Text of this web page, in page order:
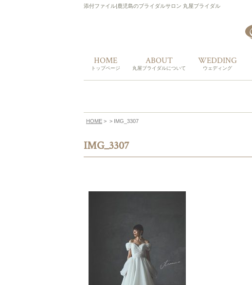
添付ファイル|鹿児島のブライダルサロン 丸屋ブライダル
HOME
トップページ
ABOUT
丸屋ブライダルについて
WEDDING
ウェディング
HOME > > IMG_3307
IMG_3307